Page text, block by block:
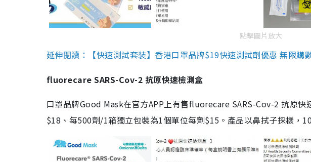
點擊圖片放大
延伸閱讀：【快速測試套裝】香港口罩品牌$19快速測試劑優惠 無限
fluorecare SARS-Cov-2 抗原快速檢測盒
口罩品牌Good Mask在官方APP上有售fluorecare SARS-Cov-2 抗原
$18、每500劑/1箱獨立包裝為1個單位每劑$15。產品以鼻拭子採樣，